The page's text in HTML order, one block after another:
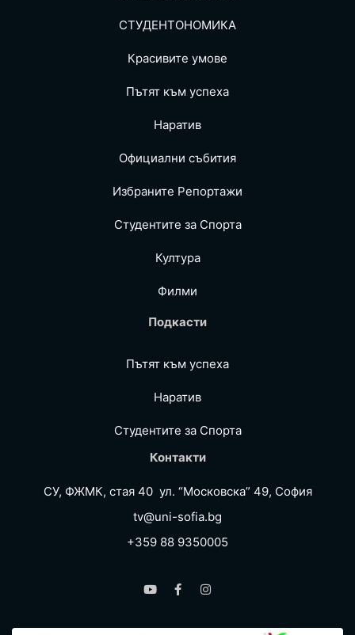
СТУДЕНТОНОМИКА
Красивите умове
Пътят към успеха
Наратив
Официални събития
Избраните Репoртажи
Студентите за Спортa
Култура
Филми
Подкасти
Пътят към успеха
Наратив
Студентите за Спортa
Контакти
СУ, ФЖМК, стая 40 ул. “Московска” 49, София
tv@uni-sofia.bg
+359 88 9350005